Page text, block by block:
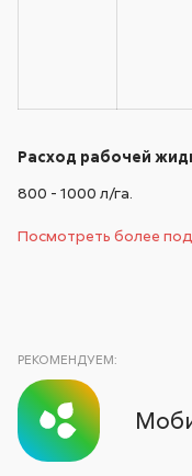
Расход рабочей
800 - 1000 л/га.
Посмотреть более
РЕКОМЕНДУЕМ: